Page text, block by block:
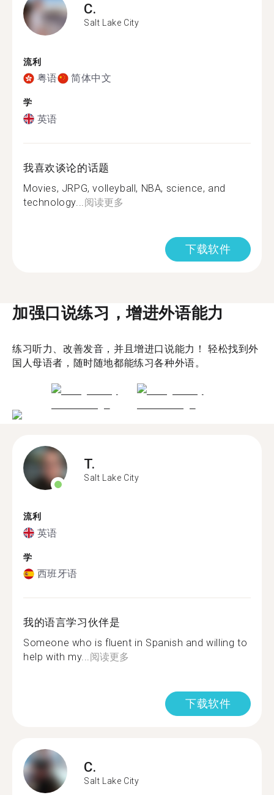
C.
Salt Lake City
流利
粤语 简体中文
学
英语
我喜欢谈论的话题
Movies, JRPG, volleyball, NBA, science, and
technology... 阅读更多
下载软件
加强口说练习，增进外语能力
练习听力、改善发音，并且增进口说能力！ 轻松找到外
国人母语者，随时随地都能练习各种外语。
T.
Salt Lake City
流利
英语
学
西班牙语
我的语言学习伙伴是
Someone who is fluent in Spanish and willing to
help with my...阅读更多
下载软件
C.
Salt Lake City